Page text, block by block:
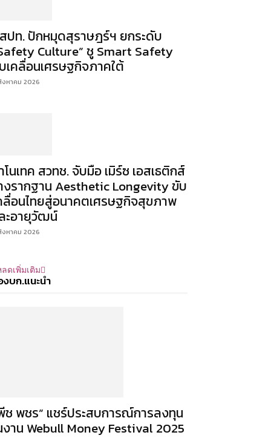
ปท. ปักหมุดสุราษฎร์ฯ ยกระดับ
Culture” ชู Smart Safety
เคลื่อนเศรษฐกิจภาคใต้
หาคม 2026
โนเทค สวทช. จับมือ เมิร์ซ เอสเธติกส์
งรากฐาน Aesthetic Longevity ขับ
ลื่อนไทยสู่อนาคตเศรษฐกิจสุขภาพ
ะอายุวัฒน์
หาคม 2026
ดเพิ่มเติม
งบก.แนะนำ
ช พชร” แชร์ประสบการณ์การลงทุน
งาน Webull Money Festival 2025